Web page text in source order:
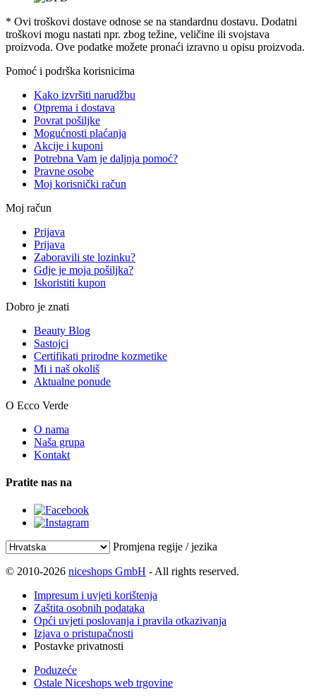
* Ovi troškovi dostave odnose se na standardnu ​​dostavu. Dodatni
troškovi mogu nastati npr. zbog težine, veličine ili svojstava
proizvoda. Ove podatke možete pronaći izravno u opisu proizvoda.
Pomoć i podrška korisnicima
Kako izvršiti narudžbu
Otprema i dostava
Povrat pošiljke
Mogućnosti plaćanja
Akcije i kuponi
Potrebna Vam je daljnja pomoć?
Pravne osobe
Moj korisnički račun
Moj račun
Prijava
Prijava
Zaboravili ste lozinku?
Gdje je moja pošiljka?
Iskoristiti kupon
Dobro je znati
Beauty Blog
Sastojci
Certifikati prirodne kozmetike
Mi i naš okoliš
Aktualne ponude
O Ecco Verde
O nama
Naša grupa
Kontakt
Pratite nas na
Promjena regije / jezika
© 2010-2026 niceshops GmbH - All rights reserved.
Impresum i uvjeti korištenja
Zaštita osobnih podataka
Opći uvjeti poslovanja i pravila otkazivanja
Izjava o pristupačnosti
Postavke privatnosti
Poduzeće
Ostale Niceshops web trgovine